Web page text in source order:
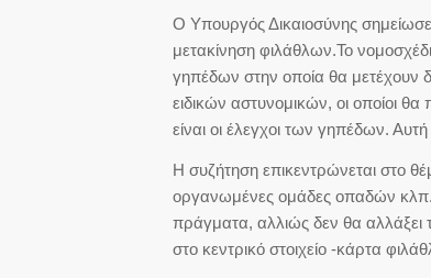
Ο Υπουργός Δικαιοσύνης
μετακίνηση φιλάθλων.Το
γηπέδων στην οποία θα μετέχουν
ειδικών αστυνομικών, οι οποίοι
είναι οι έλεγχοι των γηπέδων.
Η συζήτηση επικεντρώνεται στο
οργανωμένες ομάδες οπαδών κλπ.
πράγματα, αλλιώς δεν θα αλλάξει
στο κεντρικό στοιχείο -κάρτα